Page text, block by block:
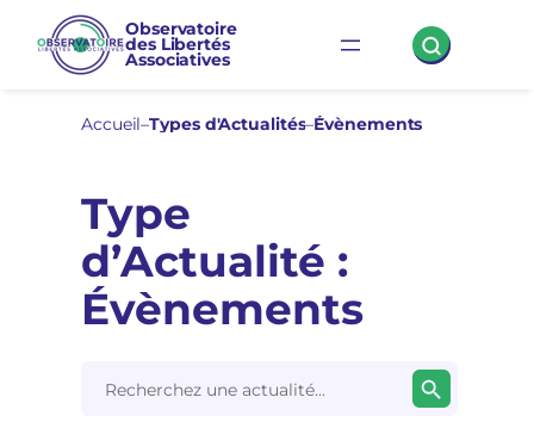
Observatoire
des Libertés
Associatives
Accueil–Types d'Actualités–Évènements
Type
d’Actualité :
Évènements
for:
Search Button